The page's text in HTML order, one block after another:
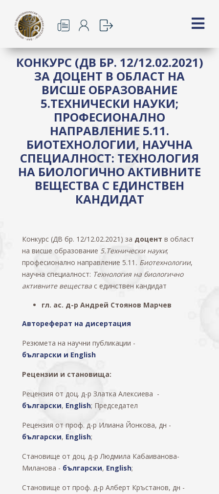
КОНКУРС (ДВ БР. 12/12.02.2021)
ЗА ДОЦЕНТ В ОБЛАСТ НА
ВИСШЕ ОБРАЗОВАНИЕ
5.ТЕХНИЧЕСКИ НАУКИ;
ПРОФЕСИОНАЛНО
НАПРАВЛЕНИЕ 5.11.
БИОТЕХНОЛОГИИ, НАУЧНА
СПЕЦИАЛНОСТ: ТЕХНОЛОГИЯ
НА БИОЛОГИЧНО АКТИВНИТЕ
ВЕЩЕСТВА С ЕДИНСТВЕН
КАНДИДАТ
Конкурс (ДВ бр. 12/12.02.2021) за доцент в област
на висше образование 5.Технически науки;
професионално направление 5.11 . Биотехнологии,
научна специалност: Технология на биологично
активните вещества с единствен кандидат
гл. ас. д-р Андрей Стоянов Марчев
Автореферат на дисертация
Резюмета на научни публикации -
български и English
Рецензии и становища:
Рецензия от доц. д-р Златка Алексиева -
български, English; Председател
Рецензия от проф. д-р Илиана Йонкова, дн -
български, English;
Становище от доц. д-р Людмила Кабаиванова-
Миланова - български, English;
Становище от проф. д-р Алберт Кръстанов, дн -